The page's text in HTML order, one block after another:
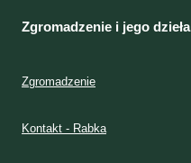
Zgromadzenie i jego dzieła
Zgromadzenie
Kontakt - Rabka